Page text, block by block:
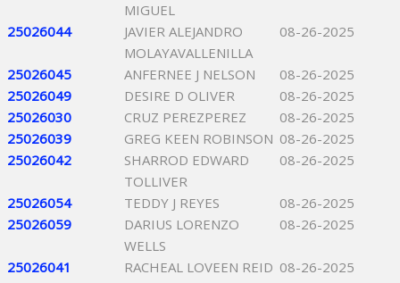
MIGUEL
25026044
JAVIER ALEJANDRO
MOLAYAVALLENILLA
08-26-2025
25026045 ANFERNEE J NELSON
08-26-2025
25026049
DESIRE D OLIVER
08-26-2025
25026030
CRUZ PEREZPEREZ
08-26-2025
25026039
GREG KEEN ROBINSON 08-26-2025
25026042
SHARROD EDWARD
TOLLIVER
08-26-2025
25026054 TEDDY J REYES
08-26-2025
25026059
DARIUS LORENZO
WELLS
08-26-2025
25026041 RACHEAL LOVEEN REID 08-26-2025